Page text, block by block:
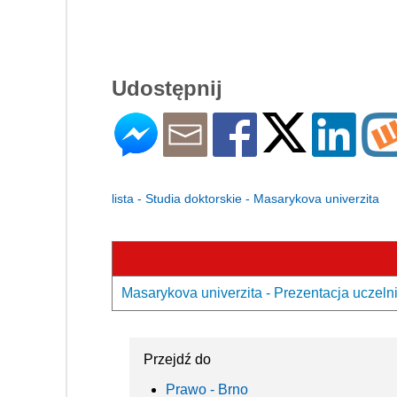
Udostępnij
lista - Studia doktorskie - Masarykova univerzita
Masarykova univerzita - Prezentacja uczelni
Przejdź do
Prawo - Brno